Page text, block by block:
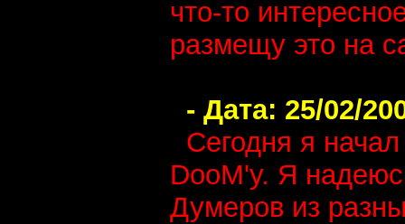
что-то
размещу это на
- Дата: 25/02/
Сегодня я
DooM'у. Я
Думеров из